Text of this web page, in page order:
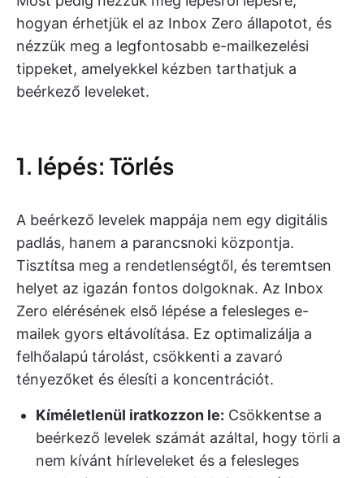
hogyan érhetjük el az Inbox Zero állapotot, és
nézzük meg a legfontosabb e-mailkezelési
tippeket, amelyekkel kézben tarthatjuk a
beérkező leveleket.
1. lépés: Törlés
A beérkező levelek mappája nem egy digitális
padlás, hanem a parancsnoki központja.
Tisztítsa meg a rendetlenségtől, és teremtsen
helyet az igazán fontos dolgoknak. Az Inbox
Zero elérésének első lépése a felesleges e-
mailek gyors eltávolítása. Ez optimalizálja a
felhőalapú tárolást, csökkenti a zavaró
tényezőket és élesíti a koncentrációt.
Kíméletlenül iratkozzon le: Csökkentse a
beérkező levelek számát azáltal, hogy törli a
nem kívánt hírleveleket és a felesleges